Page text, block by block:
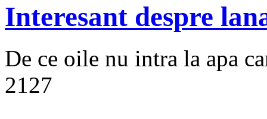
Interesant despre
De ce oile nu intra la apa
2127